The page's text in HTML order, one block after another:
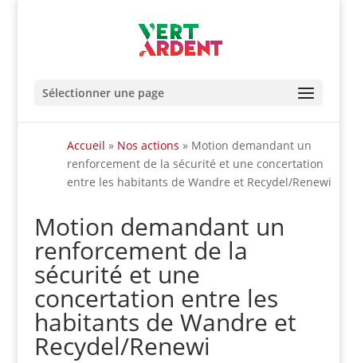
Sélectionner une page
Accueil » Nos actions » Motion demandant un
renforcement de la sécurité et une concertation
entre les habitants de Wandre et Recydel/Renewi
Motion demandant un
renforcement de la
sécurité et une
concertation entre les
habitants de Wandre et
Recydel/Renewi